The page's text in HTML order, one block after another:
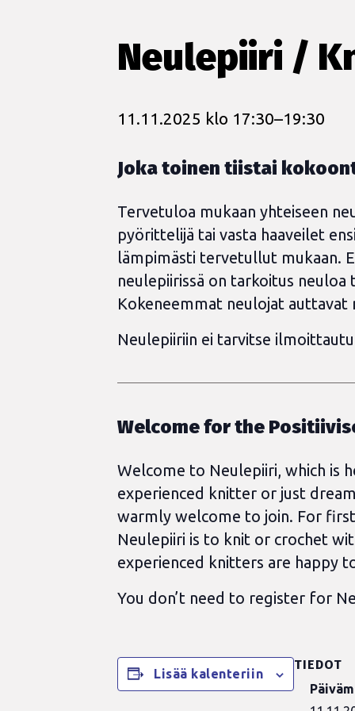
Neulepiiri /
11.11.2025 klo 17:30–19:30
Joka toinen tiistai
Tervetuloa mukaan yhteiseen
pyörittelijä tai vasta haaveilet
lämpimästi tervetullut mukaan.
neulepiirissä on tarkoitus
Kokeneemmat neulojat auttavat
Neulepiiriin ei tarvitse
Welcome for the
Welcome to Neulepiiri, which is
experienced knitter or just
warmly welcome to join. For
Neulepiiri is to knit or crochet
experienced knitters are happy
You don’t need to register for
Lisää kalenteriin
TIEDOT